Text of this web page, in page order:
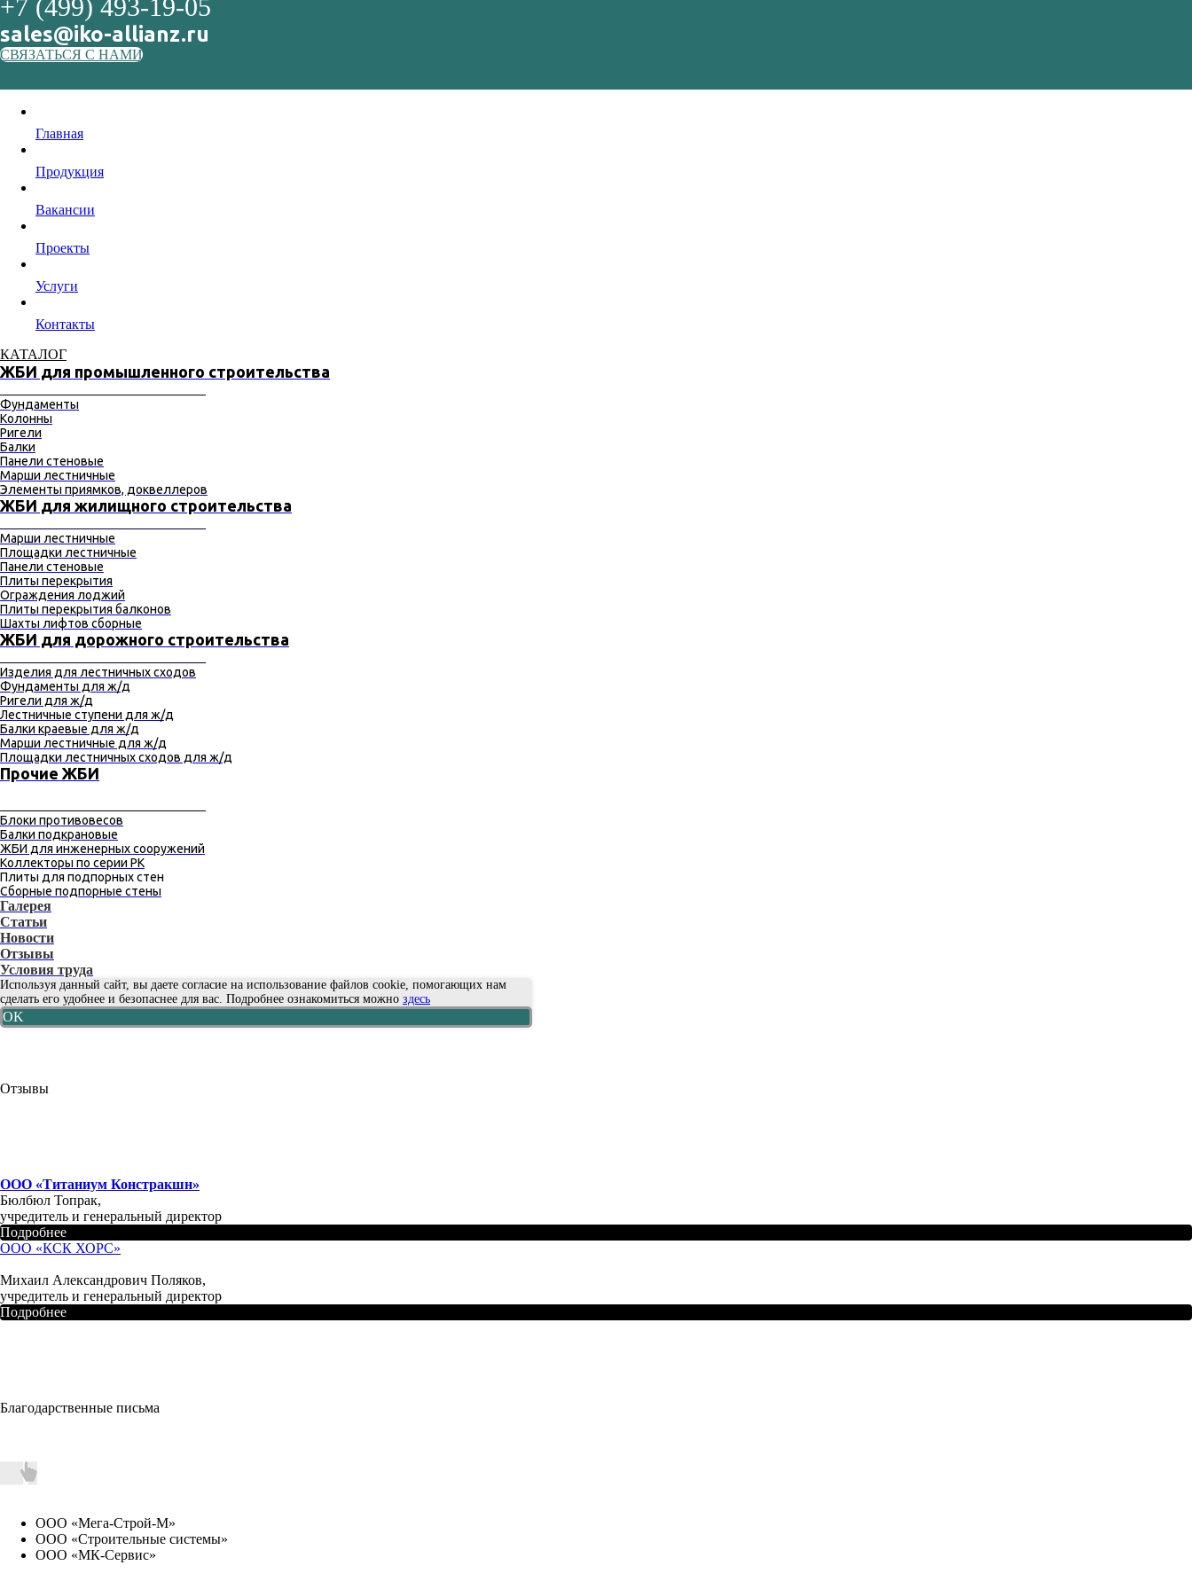
+7 (499) 493-19-05
sales@iko-allianz.ru
СВЯЗАТЬСЯ С НАМИ
Главная
Продукция
Вакансии
Проекты
Услуги
Контакты
КАТАЛОГ
ЖБИ для промышленного строительства
Фундаменты
Колонны
Ригели
Балки
Панели стеновые
Марши лестничные
Элементы приямков, доквеллеров
ЖБИ для жилищного строительства
Марши лестничные
Площадки лестничные
Панели стеновые
Плиты перекрытия
Ограждения лоджий
Плиты перекрытия балконов
Шахты лифтов сборные
ЖБИ для дорожного строительства
Изделия для лестничных сходов
Фундаменты для ж/д
Ригели для ж/д
Лестничные ступени для ж/д
Балки краевые для ж/д
Марши лестничные для ж/д
Площадки лестничных сходов для ж/д
Прочие ЖБИ
Блоки противовесов
Балки подкрановые
ЖБИ для инженерных сооружений
Коллекторы по серии РК
Плиты для подпорных стен
Сборные подпорные стены
Галерея
Статьи
Новости
Отзывы
Условия труда
Используя данный сайт, вы даете согласие на использование файлов cookie, помогающих нам
сделать его удобнее и безопаснее для вас. Подробнее ознакомиться можно здесь
OK
Отзывы
ООО «Титаниум Констракшн»
Бюлбюл Топрак,
учредитель и генеральный директор
Подробнее
ООО «КСК ХОРС»
Михаил Александрович Поляков,
учредитель и генеральный директор
Подробнее
Благодарственные письма
ООО «Мега-Строй-М»
ООО «Строительные системы»
ООО «МК-Сервис»